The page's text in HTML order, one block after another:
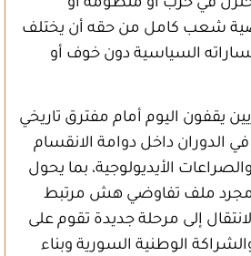
في حزب أو منظومة أو
شعب كامل من حقه أن يختلف
السياسية دون خوف أو
يقفون اليوم أمام مفترق تاريخي
الدوران داخل دوامة الانقسام
الأيديولوجية، بما يحول
مجرد ملف تفاوضي هش مرتبط
إلى مرحلة جديدة تقوم على
الوطنية السورية وبناء